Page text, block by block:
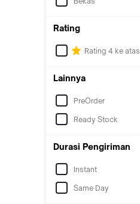
Rating
Rating 4 ke atas
Lainnya
PreOrder
Ready Stock
Durasi Pengiriman
Instant
Same Day